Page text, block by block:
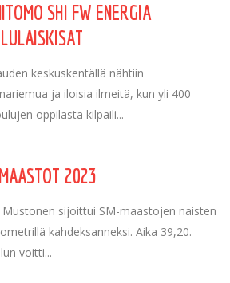
SHI FW ENERGIA
keskuskentällä nähtiin
ja iloisia ilmeitä, kun yli 400
oppilasta kilpaili...
2023
Mustonen sijoittui SM-maastojen naisten
kahdeksanneksi. Aika 39,20.
voitti...